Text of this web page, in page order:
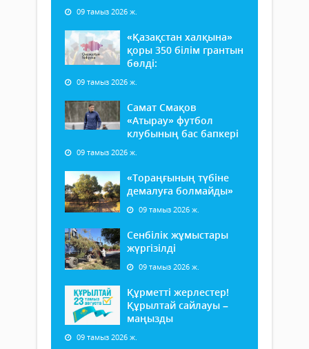
09 тамыз 2026 ж.
«Қазақстан халқына»
қоры 350 білім грантын
бөлді:
09 тамыз 2026 ж.
Самат Смақов
«Атырау» футбол
клубының бас бапкері
09 тамыз 2026 ж.
«Тораңғының түбіне
демалуға болмайды»
09 тамыз 2026 ж.
Сенбілік жұмыстары
жүргізілді
09 тамыз 2026 ж.
Құрметті жерлестер!
Құрылтай сайлауы –
маңызды
09 тамыз 2026 ж.